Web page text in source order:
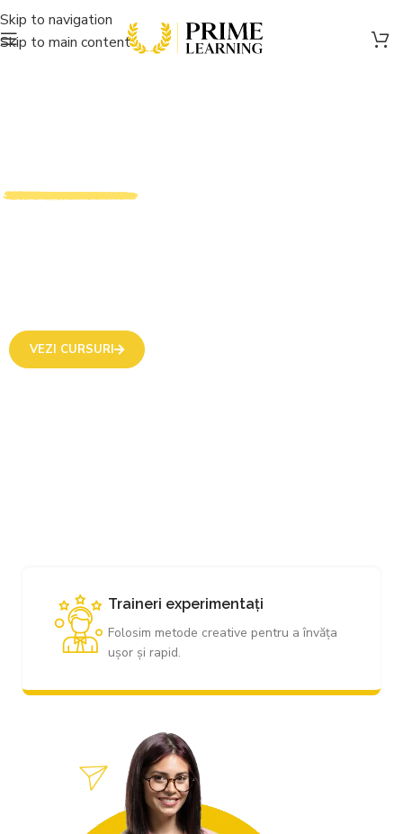
Skip to navigation
Skip to main content
VEZI CURSURI
a învăța
Certificate recunoscute
Certificatul de absolvire este